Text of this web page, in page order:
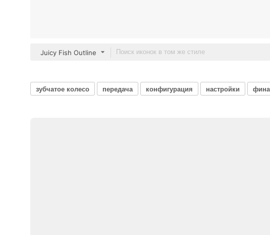
Juicy Fish Outline
зубчатое колесо передача конфигурация настройки